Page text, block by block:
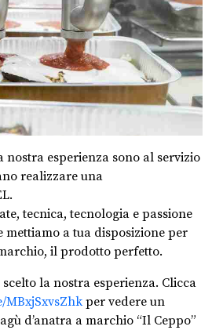
esperienza sono al servizio
realizzare una
tecnica, tecnologia e passione
mettiamo a tua disposizione per
il prodotto perfetto.
la nostra esperienza. Clicca
MBxjSxvsZhkper vedere un
d’anatra a marchio “Il Ceppo”